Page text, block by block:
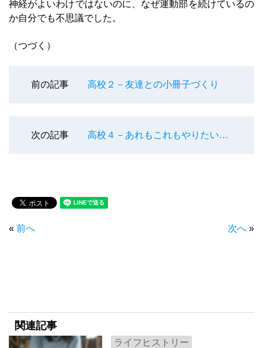
神経がよいわけではないのに、なぜ運動部を続けているの
か自分でも不思議でした。
（つづく）
前の記事 高校２－友達との小冊子づくり
次の記事 高校４－あれもこれもやりたい…
« 前へ 次へ »
関連記事
ライフヒストリー